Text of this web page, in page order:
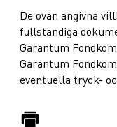
De ovan angivna
fullständiga
Garantum
Garantum
eventuella tryck-